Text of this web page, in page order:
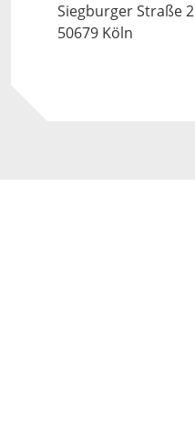
Siegburger Straße
50679 Köln